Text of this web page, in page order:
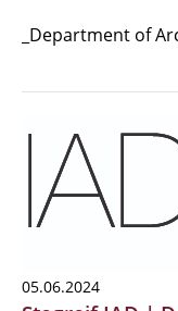
_Department of
05.06.2024